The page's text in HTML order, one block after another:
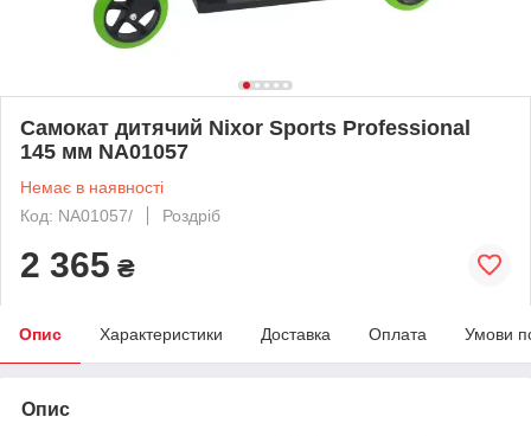
Самокат дитячий Nixor Sports Professional
145 мм NA01057
Немає в наявності
Код: NA01057/
Роздріб
2 365 ₴
Опис Характеристики Доставка Оплата Умови
Опис